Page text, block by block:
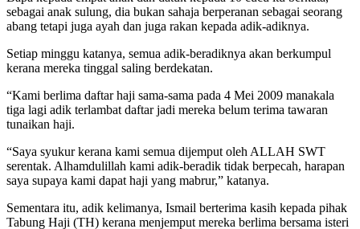
sebagai anak sulung, dia bukan sahaja berperanan sebagai seorang
abang tetapi juga ayah dan juga rakan kepada adik-adiknya.
Setiap minggu katanya, semua adik-beradiknya akan berkumpul
kerana mereka tinggal saling berdekatan.
“Kami berlima daftar haji sama-sama pada 4 Mei 2009 manakala
tiga lagi adik terlambat daftar jadi mereka belum terima tawaran
tunaikan haji.
“Saya syukur kerana kami semua dijemput oleh ALLAH SWT
serentak. Alhamdulillah kami adik-beradik tidak berpecah, harapan
saya supaya kami dapat haji yang mabrur,” katanya.
Sementara itu, adik kelimanya, Ismail berterima kasih kepada pihak
Tabung Haji (TH) kerana menjemput mereka berlima bersama isteri